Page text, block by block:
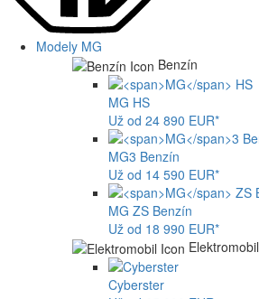
Modely MG
Benzín
MG HS
Už od 24 890 EUR*
MG3 Benzín
Už od 14 590 EUR*
MG ZS Benzín
Už od 18 990 EUR*
Elektromobil
Cyberster